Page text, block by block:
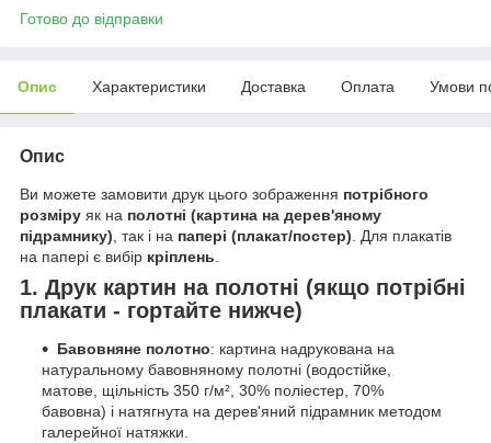
Готово до відправки
Опис Характеристики Доставка Оплата Умови
Опис
Ви можете замовити друк цього зображення потрібного
розміру як на полотні (картина на дерев'яному
підрамнику) , так і на папері (плакат/постер) . Для плакатів
на папері є вибір кріплень
1. Друк картин на полотні (якщо потрібні
плакати - гортайте нижче)
Бавовняне полотно: картина надрукована на
натуральному бавовняному полотні (водостійке,
матове, щільність 350 г/м², 30% поліестер, 70%
бавовна) і натягнута на дерев'яний підрамник методом
галерейної натяжки.